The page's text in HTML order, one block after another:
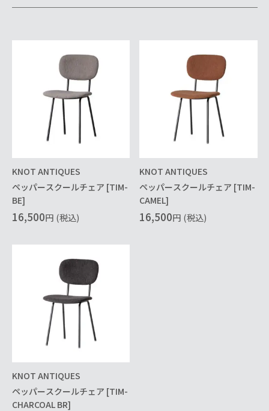
KNOT ANTIQUES
ペッパースクールチェア [TIM-
BE]
16,500円 (税込)
KNOT ANTIQUES
ペッパースクールチェア [TIM-
CAMEL]
16,500円 (税込)
KNOT ANTIQUES
ペッパースクールチェア [TIM-
CHARCOAL BR]